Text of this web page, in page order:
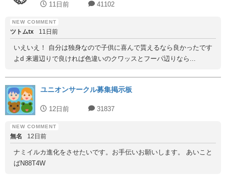
11日前 41102
ツトムtx 11日前
いえいえ！ 自分は独身なので子供に喜んで貰えるなら良かったです
よd 来週辺りで良ければ色違いのクワッスとフーパ辺りなら...
ユニオンサークル募集掲示板
12日前 31837
無名 12日前
ナミイルカ進化をさせたいです。お手伝いお願いします。 あいこと
ばN88T4W